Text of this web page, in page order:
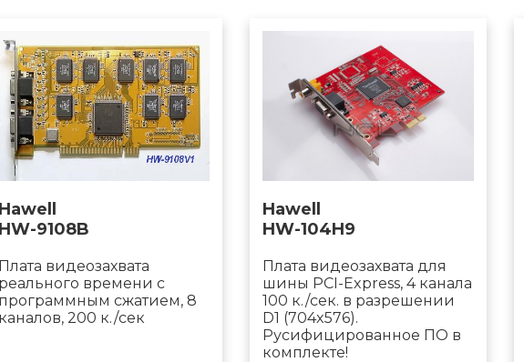
Hawell
HW-9108B
Плата видеозахвата
реального времени с
программным сжатием, 8
каналов, 200 к./сек
Hawell
HW-104H9
Плата видеозахвата для
шины PCI-Express, 4 канала
100 к./сек. в разрешении
D1 (704x576).
Русифицированное ПО в
комплекте!